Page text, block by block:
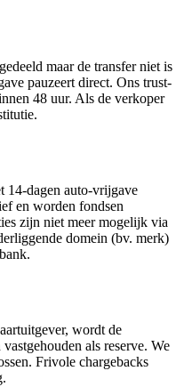
maar de transfer niet is
pauzeert direct. Ons trust-
48 uur. Als de verkoper
14-dagen auto-vrijgave
en worden fondsen
zijn niet meer mogelijk via
domein (bv. merk)
wordt de
als reserve. We
Frivole chargebacks